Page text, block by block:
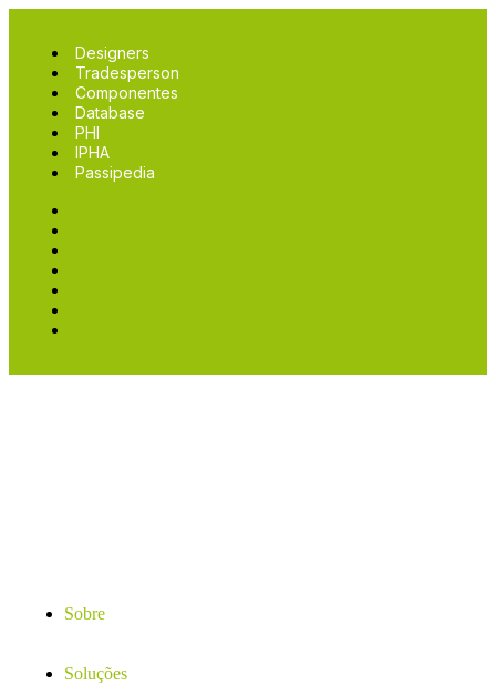
Designers
Tradesperson
Componentes
Database
PHI
IPHA
Passipedia
Sobre
Soluções